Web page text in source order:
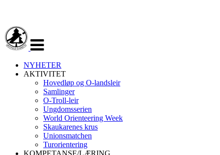
navigasjon
NYHETER
AKTIVITET
Hovedløp og O-landsleir
Samlinger
O-Troll-leir
Ungdomsserien
World Orienteering Week
Skaukarenes krus
Unionsmatchen
Turorientering
KOMPETANSE/LÆRING